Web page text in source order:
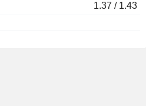
1.37 / 1.43